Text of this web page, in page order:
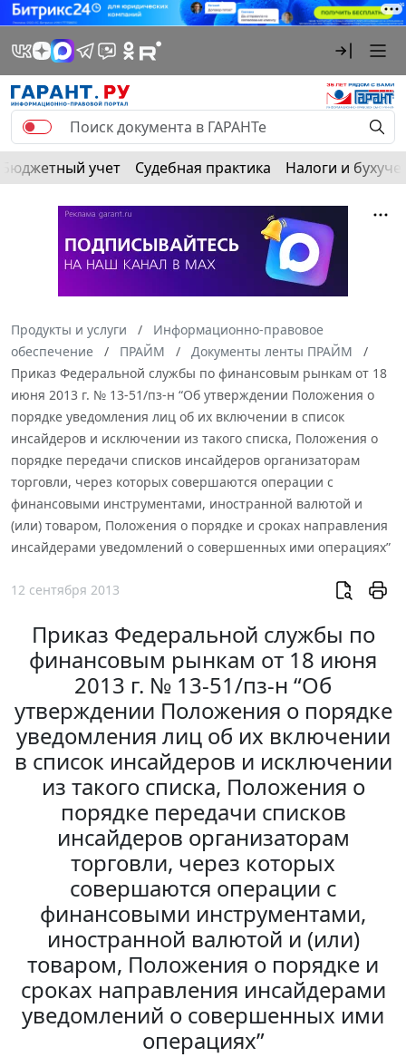
Бюджетный учет Судебная практика Налоги и
Продукты и услуги
Информационно-правовое
обеспечение
ПРАЙМ
Документы ленты ПРАЙМ
Приказ Федеральной службы по финансовым рынкам от 18
июня 2013 г. № 13-51/пз-н “Об утверждении Положения о
порядке уведомления лиц об их включении в список
инсайдеров и исключении из такого списка, Положения о
порядке передачи списков инсайдеров организаторам
торговли, через которых совершаются операции с
финансовыми инструментами, иностранной валютой и
(или) товаром, Положения о порядке и сроках направления
инсайдерами уведомлений о совершенных ими операциях”
12 сентября 2013
Приказ Федеральной службы по
финансовым рынкам от 18 июня
2013 г. № 13-51/пз-н “Об
утверждении Положения о порядке
уведомления лиц об их включении
в список инсайдеров и исключении
из такого списка, Положения о
порядке передачи списков
инсайдеров организаторам
торговли, через которых
совершаются операции с
финансовыми инструментами,
иностранной валютой и (или)
товаром, Положения о порядке и
сроках направления инсайдерами
уведомлений о совершенных ими
операциях”